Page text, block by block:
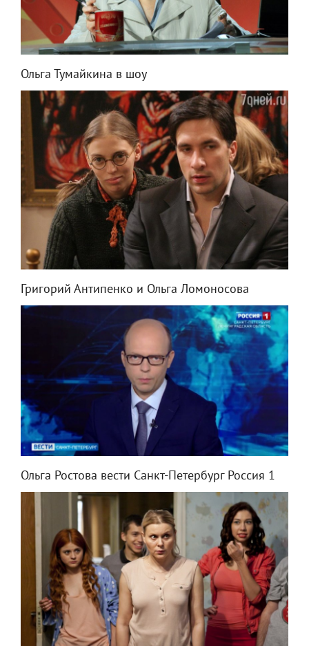
Ольга Тумайкина в шоу
Григорий Антипенко и Ольга Ломоносова
Ольга Ростова вести Санкт-Петербург Россия 1